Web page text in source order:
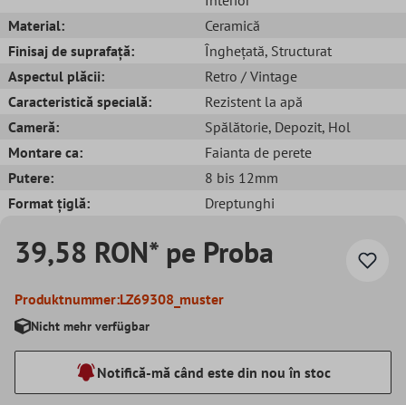
Material:
Ceramică
Finisaj de suprafață:
Înghețată, Structurat
Aspectul plăcii:
Retro / Vintage
Caracteristică specială:
Rezistent la apă
Cameră:
Spălătorie, Depozit, Hol
Montare ca:
Faianta de perete
Putere:
8 bis 12mm
Format țiglă:
Dreptunghi
39,58 RON* pe Proba
Produktnummer:LZ69308_muster
Nicht mehr verfügbar
Notifică-mă când este din nou în stoc